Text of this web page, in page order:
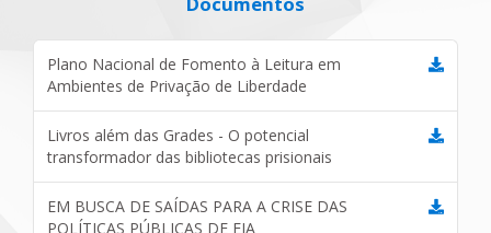
Plano Nacional de Fomento à Leitura em
Ambientes de Privação de Liberdade
Livros além das Grades - O potencial
transformador das bibliotecas prisionais
EM BUSCA DE SAÍDAS PARA A CRISE DAS
POLÍTICAS PÚBLICAS DE EJA